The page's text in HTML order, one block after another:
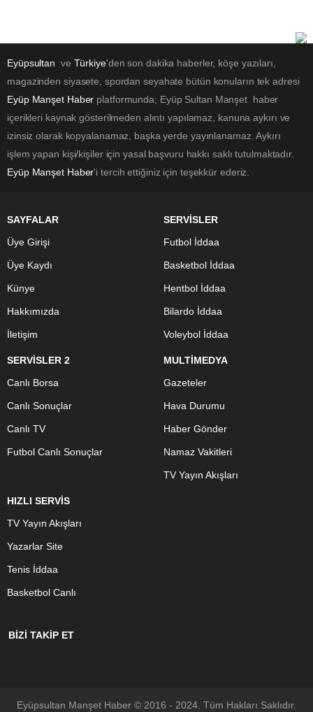
Eyüpsultan ve Türkiye'den son dakika haberler, köşe yazıları,
magazinden siyasete, spordan seyahate bütün konuların tek adresi
Eyüp Manşet Haber platformunda; Eyüp Sultan Manşet haber
içerikleri kaynak gösterilmeden alıntı yapılamaz, kanuna aykırı ve
izinsiz olarak kopyalanamaz, başka yerde yayınlanamaz. Aykırı
işlem yapan kişi/kişiler için yasal başvuru hakkı saklı tutulmaktadır.
Eyüp Manşet Haber'i tercih ettiğiniz için teşekkür ederiz.
SAYFALAR
Üye Girişi
Üye Kaydı
Künye
Hakkımızda
İletişim
SERVİSLER
Futbol İddaa
Basketbol İddaa
Hentbol İddaa
Bilardo İddaa
Voleybol İddaa
SERVİSLER 2
Canlı Borsa
Canlı Sonuçlar
Canlı TV
Futbol Canlı Sonuçlar
MULTİMEDYA
Gazeteler
Hava Durumu
Haber Gönder
Namaz Vakitleri
TV Yayın Akışları
HIZLI SERVİS
TV Yayın Akışları
Yazarlar Site
Tenis İddaa
Basketbol Canlı
BİZİ TAKİP ET
Eyüpsultan Manşet Haber © 2016 - 2024. Tüm Hakları Saklıdır.